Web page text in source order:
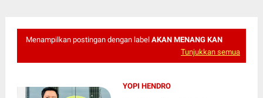
Menampilkan postingan dengan label AKAN MENANG KAN
Tunjukkan semua
YOPI HENDRO